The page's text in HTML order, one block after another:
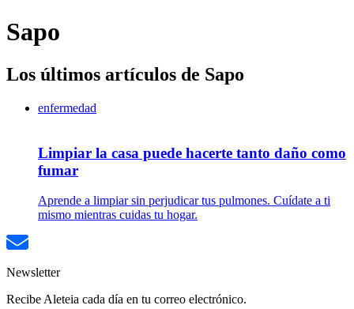
Sapo
Los últimos artículos de Sapo
enfermedad
Limpiar la casa puede hacerte tanto daño como
fumar
Aprende a limpiar sin perjudicar tus pulmones. Cuídate a ti
mismo mientras cuidas tu hogar.
Newsletter
Recibe Aleteia cada día en tu correo electrónico.